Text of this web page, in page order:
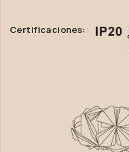
Certificaciones: